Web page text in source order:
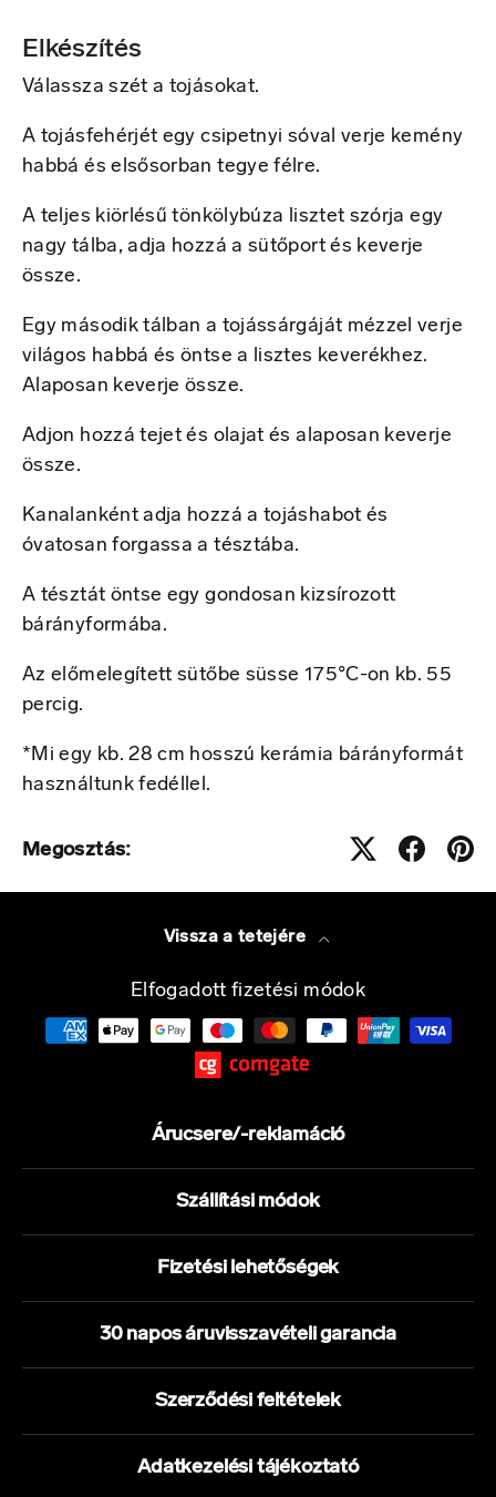
Elkészítés
Válassza szét a tojásokat.
A tojásfehérjét egy csipetnyi sóval verje kemény
habbá és elsősorban tegye félre.
A teljes kiörlésű tönkölybúza lisztet szórja egy
nagy tálba, adja hozzá a sütőport és keverje
össze.
Egy második tálban a tojássárgáját mézzel verje
világos habbá és öntse a lisztes keverékhez.
Alaposan keverje össze.
Adjon hozzá tejet és olajat és alaposan keverje
össze.
Kanalanként adja hozzá a tojáshabot és
óvatosan forgassa a tésztába.
A tésztát öntse egy gondosan kizsírozott
bárányformába.
Az előmelegített sütőbe süsse 175°C-on kb. 55
percig.
*Mi egy kb. 28 cm hosszú kerámia bárányformát
használtunk fedéllel.
Megosztás:
Vissza a tetejére
Elfogadott fizetési módok
Árucsere/-reklamáció
Szállítási módok
Fizetési lehetőségek
30 napos áruvisszavételi garancia
Szerződési feltételek
Adatkezelési tájékoztató